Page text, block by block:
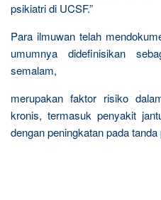
psikiatri di UCSF.”
Para ilmuwan telah
umumnya didefinisikan
semalam,
merupakan faktor risiko
kronis, termasuk penyakit
dengan peningkatan pada tanda